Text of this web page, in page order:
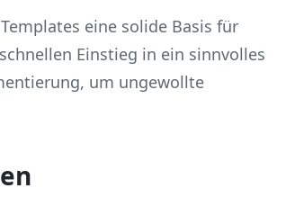
eine solide Basis für
Einstieg in ein sinnvolles
um ungewollte